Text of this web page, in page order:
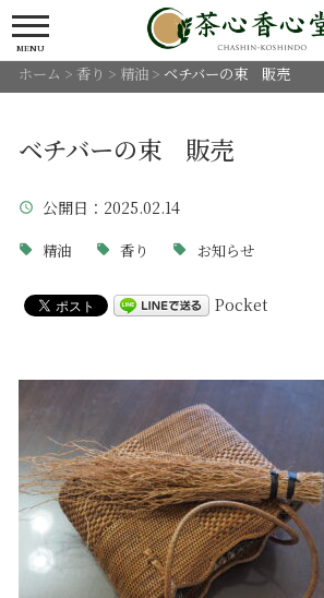
MENU
ホーム > 香り > 精油> ベチバーの束 販売
ベチバーの束 販売
公開日 ：2025.02.14
精油 香り お知らせ
Pocket